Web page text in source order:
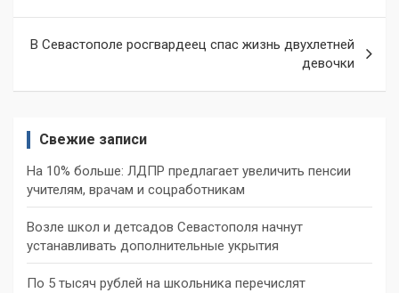
записям
В Севастополе росгвардеец спас жизнь двухлетней
девочки
Свежие записи
На 10% больше: ЛДПР предлагает увеличить пенсии
учителям, врачам и соцработникам
Возле школ и детсадов Севастополя начнут
устанавливать дополнительные укрытия
По 5 тысяч рублей на школьника перечислят